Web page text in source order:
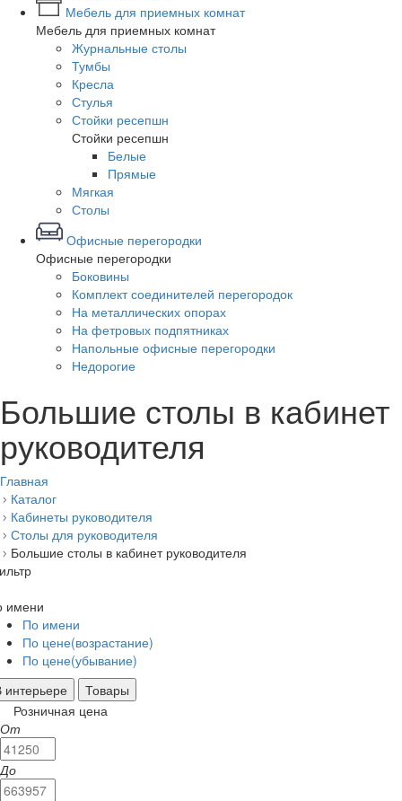
Мебель для приемных комнат
Мебель для приемных комнат
Журнальные столы
Тумбы
Кресла
Стулья
Стойки ресепшн
Стойки ресепшн
Белые
Прямые
Мягкая
Столы
Офисные перегородки
Офисные перегородки
Боковины
Комплект соединителей перегородок
На металлических опорах
На фетровых подпятниках
Напольные офисные перегородки
Недорогие
Большие столы в кабинет
руководителя
Главная
Каталог
Кабинеты руководителя
Столы для руководителя
Большие столы в кабинет руководителя
имени
По имени
По цене(возрастание)
По цене(убывание)
интерьере
Товары
Розничная цена
От
До